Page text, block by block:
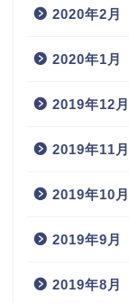
2020年2月
2020年1月
2019年12月
2019年11月
2019年10月
2019年9月
2019年8月